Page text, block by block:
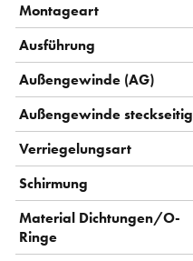
Montageart
Ausführung
Außengewinde (AG)
Außengewinde steckseitig
Verriegelungsart
Schirmung
Material Dichtungen/O-
Ringe